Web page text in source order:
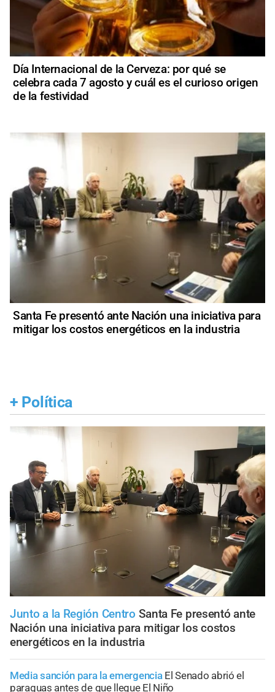
Día Internacional de la Cerveza: por qué se
celebra cada 7 agosto y cuál es el curioso origen
de la festividad
Santa Fe presentó ante Nación una iniciativa para
mitigar los costos energéticos en la industria
+ Política
Junto a la Región Centro Santa Fe presentó ante
Nación una iniciativa para mitigar los costos
energéticos en la industria
Media sanción para la emergencia El Senado abrió el
paraguas antes de que llegue El Niño